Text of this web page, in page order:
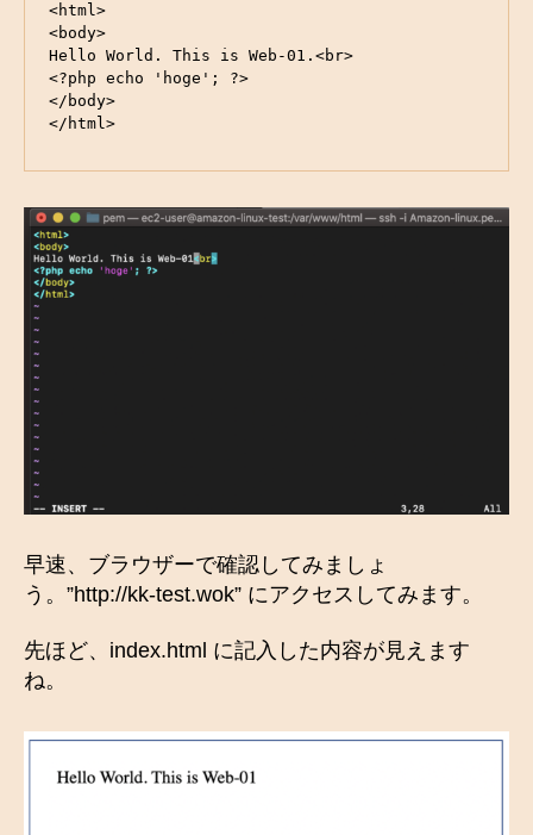
<html>
<body>
Hello World. This is Web-01.<br>
<?php echo 'hoge'; ?>
</body>
</html>
早速、ブラウザーで確認してみましょ
う。”http://kk-test.wok” にアクセスしてみます。
先ほど、index.html に記入した内容が見えます
ね。